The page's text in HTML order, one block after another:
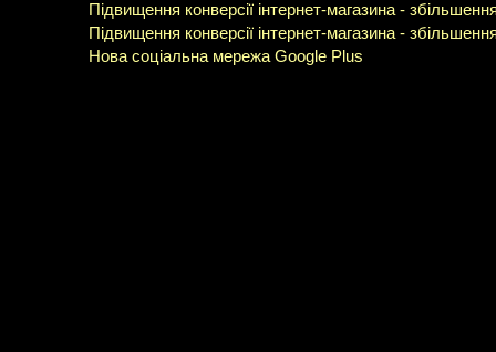
Підвищення конверсії інтернет-магазина -
Підвищення конверсії інтернет-магазина -
Нова соціальна мережа Google Plus